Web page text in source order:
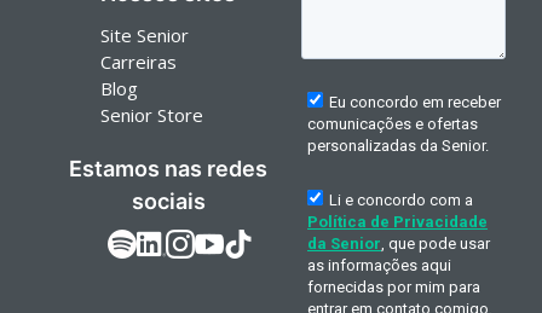
Site Senior
Carreiras
Blog
Senior Store
Estamos nas redes
sociais